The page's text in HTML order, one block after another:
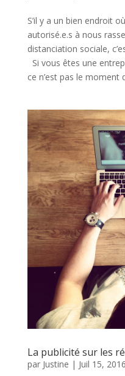
S’il y a un bien endroit
autorisé.e.s à nous
distanciation sociale,
Si vous êtes une
ce n’est pas le moment
La publicité sur les
par Justine | Juil 15, 2016